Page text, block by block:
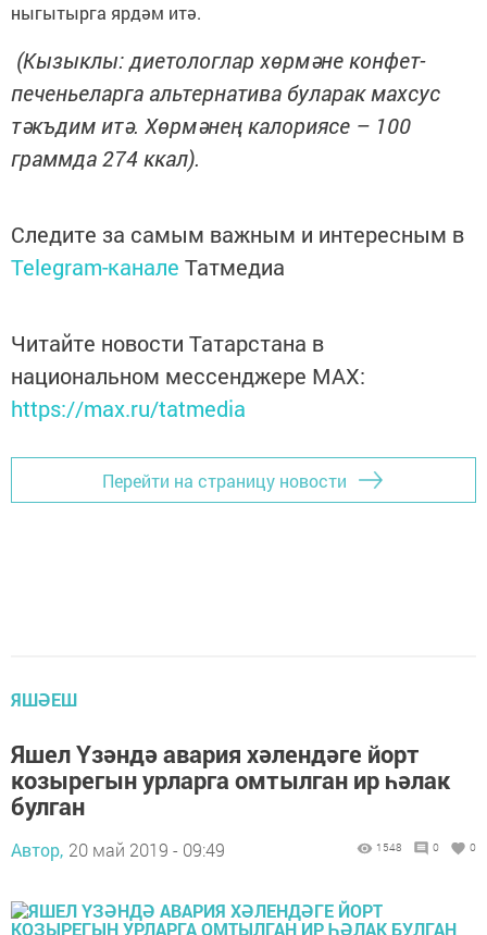
ныгытырга ярдәм итә.
(Кызыклы: диетологлар хөрмәне конфет-
печеньеларга альтернатива буларак махсус
тәкъдим итә. Хөрмәнең калория­се – 100
граммда 274 ккал).
Следите за самым важным и интересным в
Telegram-канале Татмедиа
Читайте новости Татарстана в
национальном мессенджере MАХ:
https://max.ru/tatmedia
Перейти на страницу новости
ЯШӘЕШ
Яшел Үзәндә авария хәлендәге йорт
козырегын урларга омтылган ир һәлак
булган
Автор, 20 май 2019 - 09:49 1548 0 0